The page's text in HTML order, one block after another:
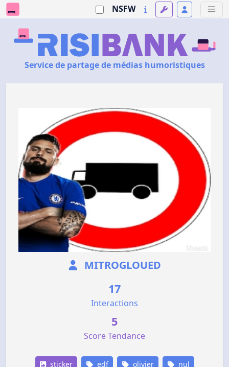
NSFW
Service de partage de médias humoristiques
MITROGLOUED
17
Interactions
5
Score Tendance
sticker edf olivier nul